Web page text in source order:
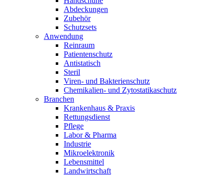
Abdeckungen
Zubehör
Schutzsets
Anwendung
Reinraum
Patientenschutz
Antistatisch
Steril
Viren- und Bakterienschutz
Chemikalien- und Zytostatikaschutz
Branchen
Krankenhaus & Praxis
Rettungsdienst
Pflege
Labor & Pharma
Industrie
Mikroelektronik
Lebensmittel
Landwirtschaft